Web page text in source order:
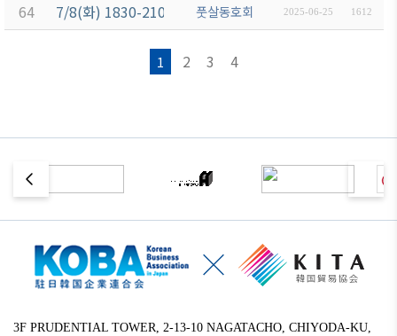
64 7/8(화) 1830-2100 운동 (月島駅 佃中学校)
풋살동호회 2025-06-25 1612
1 2 3 4
3F PRUDENTIAL TOWER, 2-13-10 NAGATACHO, CHIYODA-KU,